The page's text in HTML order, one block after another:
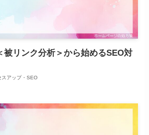
被リンク分析＞から始めるSEO対
スアップ・SEO